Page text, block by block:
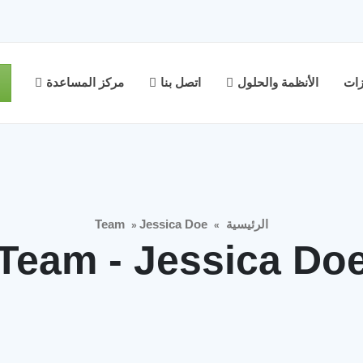
الأنظمة والحلول اتصل بنا مركز المساعدة
الرئيسية »
Team » Jessica Doe
- Jessica